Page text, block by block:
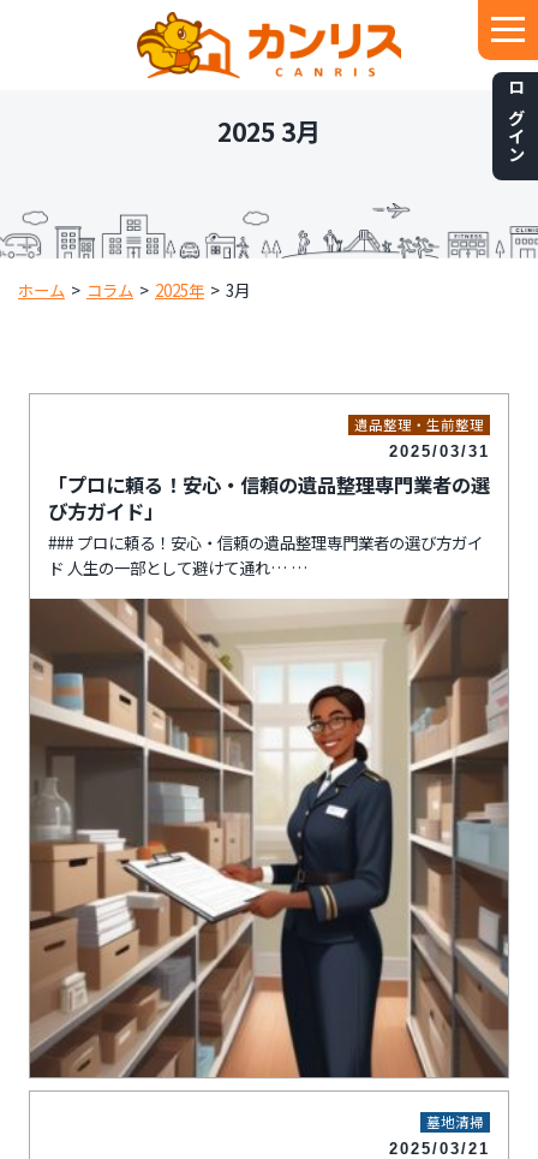
ログイン
2025 3月
ホーム > コラム > 2025年 > 3月
遺品整理・生前整理
2025/03/31
「プロに頼る！安心・信頼の遺品整理専門業者の選
び方ガイド」
### プロに頼る！安心・信頼の遺品整理専門業者の選び方ガイ
ド 人生の一部として避けて通れ…
墓地清掃
2025/03/21